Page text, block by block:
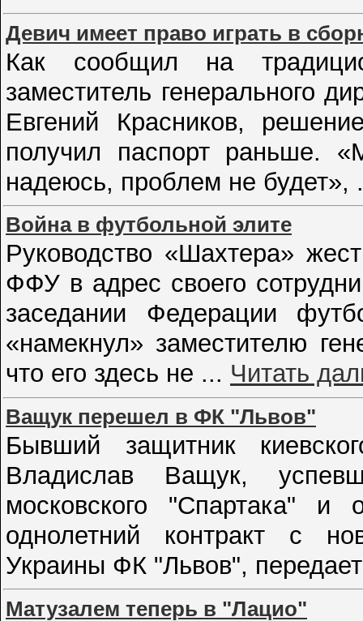
Девич имеет право играть в
Как сообщил на
заместитель генерального
Евгений Красников,
получил паспорт раньше.
надеюсь, проблем не будет»,
Война в футбольной элите
Руководство «Шахтера»
ФФУ в адрес своего
заседании Федерации
«намекнул» заместителю
что его здесь не ... Читать
Ващук перешел в ФК "Львов"
Бывший защитник
Владислав Ващук,
московского "Спартака" и
однолетний контракт с
Украины ФК "Львов",
Матузалем теперь в "Лацио"